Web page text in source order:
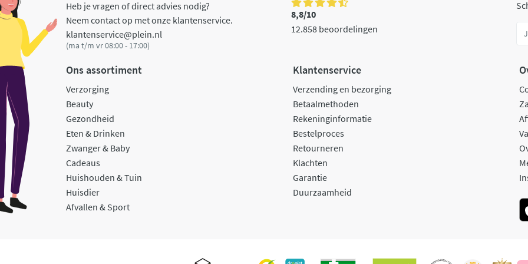
Heb je vragen of direct advies nodig?
Neem contact op met onze klantenservice.
klantenservice@plein.nl
(ma t/m vr 08:00 - 17:00)
8,8/10
12.858 beoordelingen
Ons assortiment
Verzorging
Beauty
Gezondheid
Eten & Drinken
Zwanger & Baby
Cadeaus
Huishouden & Tuin
Huisdier
Afvallen & Sport
Klantenservice
Verzending en bezorging
Betaalmethoden
Rekeninginformatie
Bestelproces
Retourneren
Klachten
Garantie
Duurzaamheid